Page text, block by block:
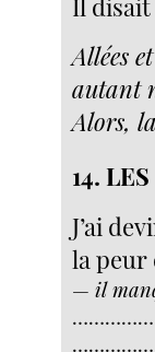
Allées
autant
Alors,
14.
J’ai
la peur
— il